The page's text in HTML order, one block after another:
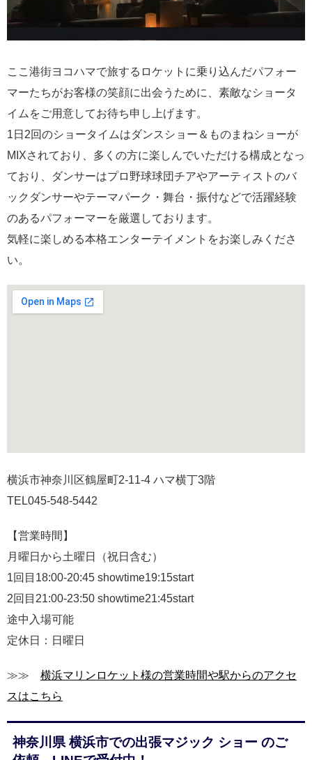
ここ港街ヨコハマで旅するロケットに乗り込んだパフォー
マーたちがお客様の笑顔に出会うために、素敵なショータ
イムをご用意してお待ち申し上げます。
1日2回のショータイムはダンスショー＆ものまねショーが
MIXされており、多くの方に楽しんでいただける構成となっ
ており、ダンサーはプロ野球球団チアやアーティストのバ
ックダンサーやテーマパーク・舞台・振付などで活躍経験
のあるパフォーマーを厳選しております。
気軽に楽しめる本格エンターテイメントをお楽しみくださ
い。
横浜市神奈川区鶴屋町2-11-4 ハマ横丁3階
TEL045-548-5442
【営業時間】
月曜日から土曜日（祝日含む）
1回目18:00-20:45 showtime19:15start
2回目21:00-23:50 showtime21:45start
途中入場可能
定休日：日曜日
≫≫ 横浜マリンロケット様の営業時間や駅からのアクセ
スはこちら
神奈川県 横浜市での出張マジック ショー のご